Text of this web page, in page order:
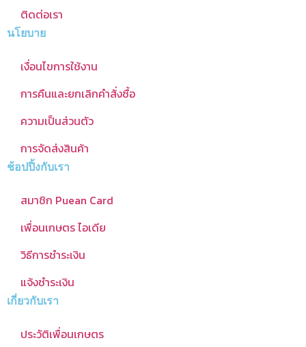
ติดต่อเรา
นโยบาย
เงื่อนไขการใช้งาน
การคืนและยกเลิกคำสั่งซื้อ
ความเป็นส่วนตัว
การจัดส่งสินค้า
ช้อปปิ้งกับเรา
สมาชิก Puean Card
เพื่อนเกษตร ไอเดีย
วิธีการชำระเงิน
แจ้งชำระเงิน
เกี่ยวกับเรา
ประวัติเพื่อนเกษตร